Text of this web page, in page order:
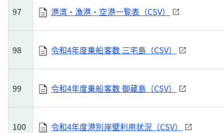
97 港湾・漁港・空港一覧表（CSV）
98 令和4年度乗船客数 三宅島（CSV）
99 令和4年度乗船客数 御蔵島（CSV）
100 令和4年度港別岸壁利用状況（CSV）